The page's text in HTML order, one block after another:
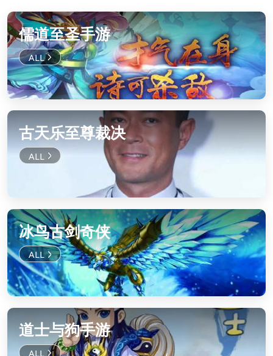
儒道至圣手游
古天乐至尊裁决
冰鸟古剑奇侠
道士与狗手游